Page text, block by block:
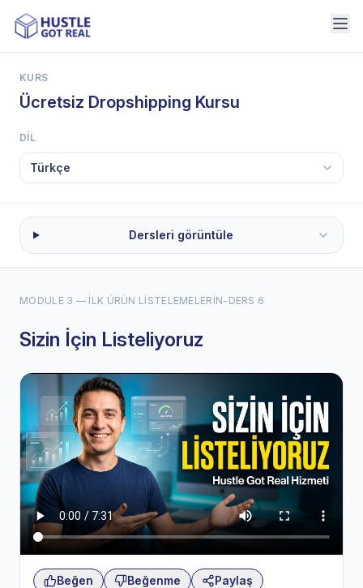
KURS
Ücretsiz Dropshipping Kursu
DIL
Dersleri görüntüle
MODULE 3 — İLK ÜRÜN LISTELEMELERIN- DERS 6
Sizin İçin Listeliyoruz
Beğen Beğenme
Paylaş